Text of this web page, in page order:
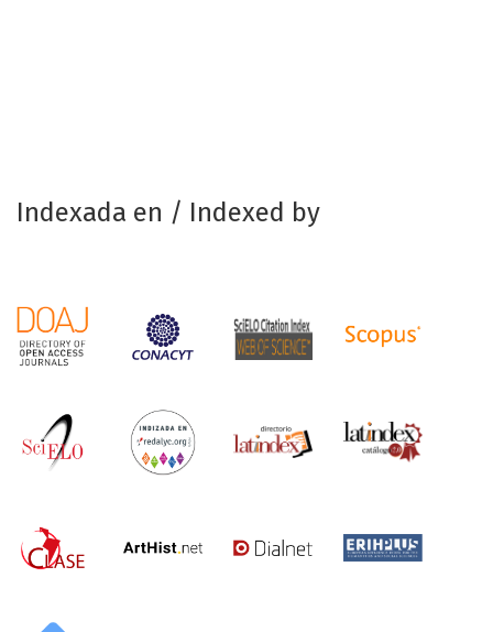
Indexada en / Indexed by